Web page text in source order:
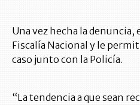
Una vez hecha la denuncia,
Fiscalía Nacional y le
caso junto con la Policía.
“La tendencia a que sean